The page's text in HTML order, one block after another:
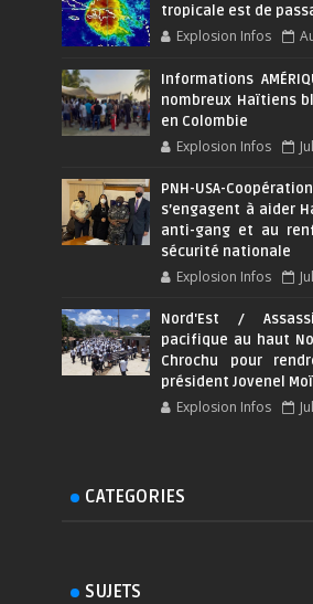
tropicale est de
Explosion Infos
Informations
nombreux Haïtiens
en Colombie
Explosion Infos
PNH-USA-
s’engagent à aider
anti-gang et au
sécurité nationale
Explosion Infos
Nord'Est /
pacifique au haut
Chrochu pour
président Jovenel
Explosion Infos
CATEGORIES
SUJETS